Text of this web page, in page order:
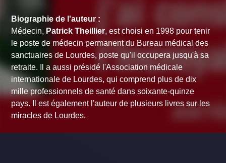
Biographie de l'auteur :
Médecin, Patrick Theillier, est choisi en 1998 pour tenir
le poste de médecin permanent du Bureau médical des
sanctuaires de Lourdes, poste qu'il occupera jusqu'à sa
retraite. Il a aussi présidé l'Association médicale
internationale de Lourdes, qui comprend plus de dix
mille professionnels de santé dans soixante-quinze
pays. Il est également l'auteur de plusieurs livres sur les
miracles de Lourdes.